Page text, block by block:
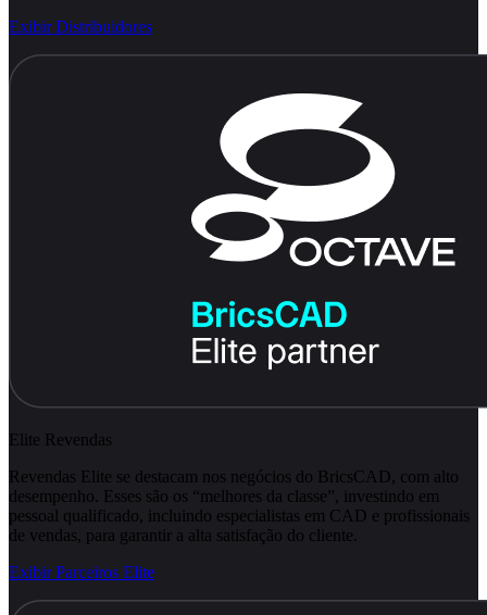
Exibir Distribuidores
Elite Revendas
Revendas Elite se destacam nos negócios do BricsCAD, com alto
desempenho. Esses são os “melhores da classe”, investindo em
pessoal qualificado, incluindo especialistas em CAD e profissionais
de vendas, para garantir a alta satisfação do cliente.
Exibir Parceiros Elite